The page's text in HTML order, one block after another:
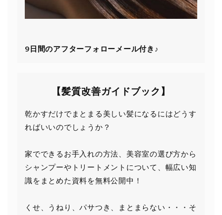
9日間のアフターフォローメール付き♪
【髪質改善ガイドブック】
乾かすだけでまとまる美しい髪になるにはどうす
ればいいのでしょうか？
家でできるお手入れの方法、美容室の選び方から
シャンプーやトリートメントについて、幅広い知
識をまとめた資料を無料公開中！
くせ、うねり、パサつき、まとまらない・・・そ